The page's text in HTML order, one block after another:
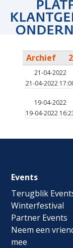
Archief
21-04-2022
21-04-2022
19-04-2022
19-04-2022
Footer
navigation
Events
Terugblik
Winterfestival
Partner Events
Neem een
mee